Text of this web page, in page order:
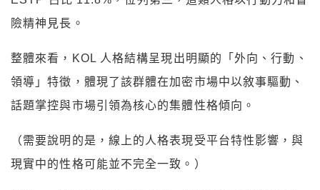
險精神見長。
整體來看，KOL 人格結構呈現出明顯的「外向、行動、
領導」特徵，體現了該群體在加密市場中以敘事驅動、
話題掌控與市場引領為核心的集體性格傾向。
（需要說明的是，線上的人格表現受平台特性影響，與
現實中的性格可能並不完全一致。）